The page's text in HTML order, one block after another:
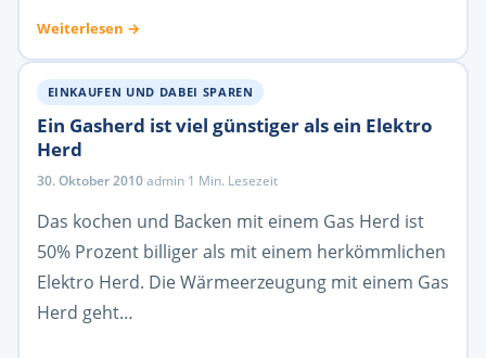
Weiterlesen →
EINKAUFEN UND DABEI SPAREN
Ein Gasherd ist viel günstiger als ein Elektro
Herd
30. Oktober 2010·admin·1 Min. Lesezeit
Das kochen und Backen mit einem Gas Herd ist
50% Prozent billiger als mit einem herkömmlichen
Elektro Herd. Die Wärmeerzeugung mit einem Gas
Herd geht…